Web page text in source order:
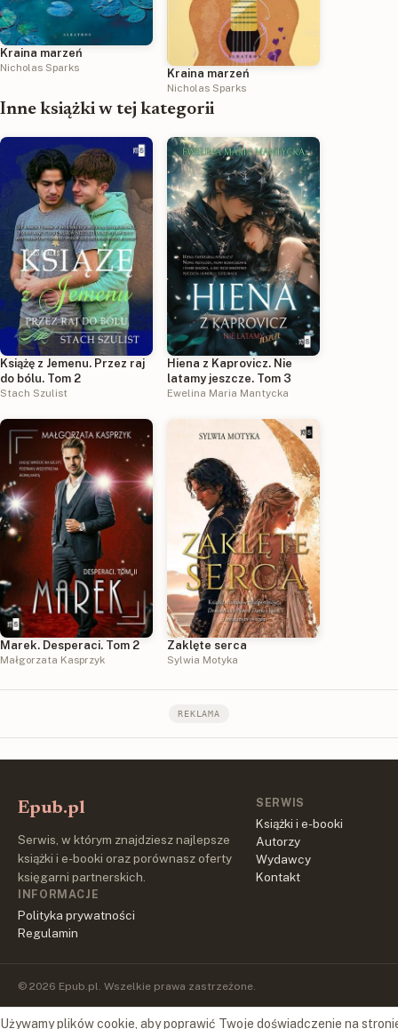
Kraina marzeń
Nicholas Sparks Kraina marzeń
Nicholas Sparks
Inne książki w tej kategorii
Książę z Jemenu. Przez raj
do bólu. Tom 2
Stach Szulist
Hiena z Kaprovicz. Nie
latamy jeszcze. Tom 3
Ewelina Maria Mantycka
Marek. Desperaci. Tom 2
Małgorzata Kasprzyk
Zaklęte serca
Sylwia Motyka
REKLAMA
Epub.pl
Serwis, w którym znajdziesz najlepsze
książki i e-booki oraz porównasz oferty
księgarni partnerskich.
SERWIS
Książki i e-booki
Autorzy
Wydawcy
Kontakt
INFORMACJE
Polityka prywatności
Regulamin
© 2026 Epub.pl. Wszelkie prawa zastrzeżone.
Używamy plików cookie, aby poprawić Twoje doświadczenie na